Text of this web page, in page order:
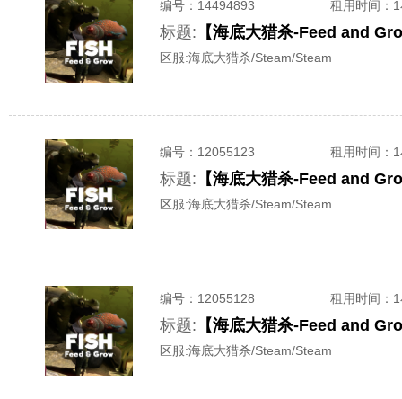
编号： 14494893 租用时间 ：
标题: 【海底大猎杀-Feed and
区服:海底大猎杀/Steam/Steam
编号： 12055123 租用时间 ：
标题: 【海底大猎杀-Feed and
区服:海底大猎杀/Steam/Steam
编号： 12055128 租用时间 ：
标题: 【海底大猎杀-Feed and
区服:海底大猎杀/Steam/Steam